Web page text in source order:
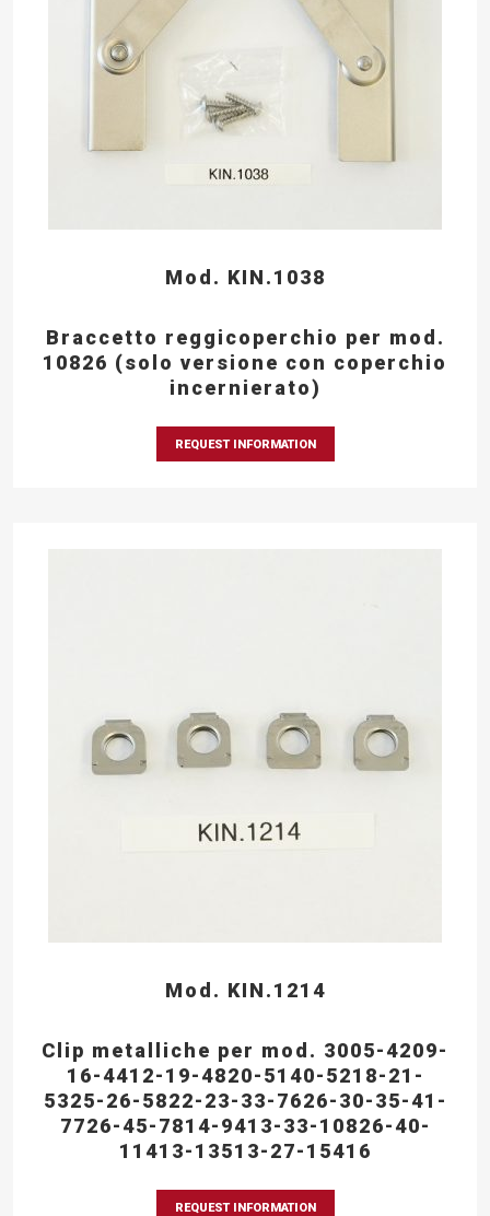
Mod. KIN.1038
Braccetto reggicoperchio per mod.
10826 (solo versione con coperchio
incernierato)
REQUEST INFORMATION
Mod. KIN.1214
Clip metalliche per mod. 3005-4209-
16-4412-19-4820-5140-5218-21-
5325-26-5822-23-33-7626-30-35-41-
7726-45-7814-9413-33-10826-40-
11413-13513-27-15416
REQUEST INFORMATION